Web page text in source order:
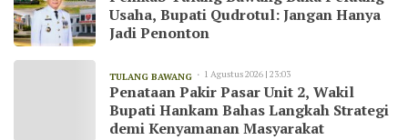
Usaha, Bupati Qudrotul: Jangan Hanya
Jadi Penonton
TULANG BAWANG 1 Agustus 2026 | 23:03
Penataan Pakir Pasar Unit 2, Wakil
Bupati Hankam Bahas Langkah Strategi
demi Kenyamanan Masyarakat